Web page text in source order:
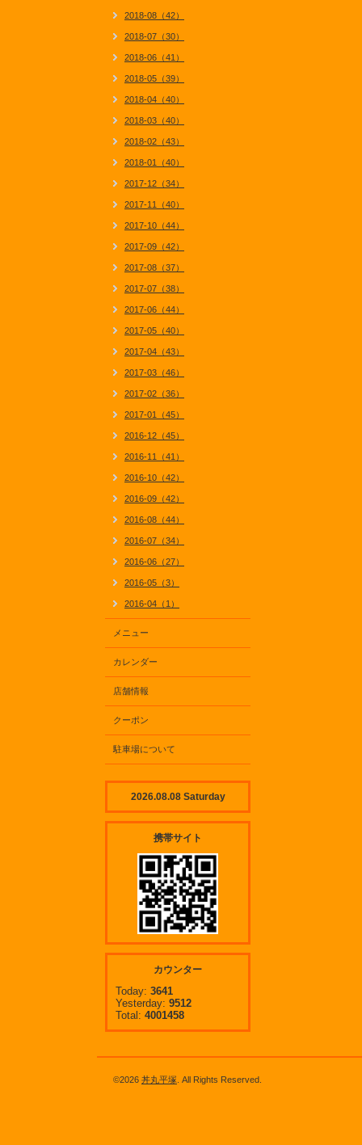
2018-08（42）
2018-07（30）
2018-06（41）
2018-05（39）
2018-04（40）
2018-03（40）
2018-02（43）
2018-01（40）
2017-12（34）
2017-11（40）
2017-10（44）
2017-09（42）
2017-08（37）
2017-07（38）
2017-06（44）
2017-05（40）
2017-04（43）
2017-03（46）
2017-02（36）
2017-01（45）
2016-12（45）
2016-11（41）
2016-10（42）
2016-09（42）
2016-08（44）
2016-07（34）
2016-06（27）
2016-05（3）
2016-04（1）
メニュー
カレンダー
店舗情報
クーポン
駐車場について
2026.08.08 Saturday
携帯サイト
カウンター
Today: 3641
Yesterday: 9512
Total: 4001458
©2026 丼丸平塚 . All Rights Reserved.